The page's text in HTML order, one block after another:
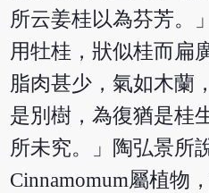
所云姜桂以為芬芳。
用牡桂，狀似桂而扁
脂肉甚少，氣如木蘭
是別樹，為復猶是桂
所未究。」陶弘景所
Cinnamomum屬植物